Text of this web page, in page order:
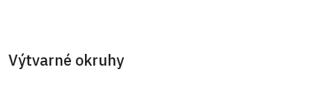
Výtvarné okruhy